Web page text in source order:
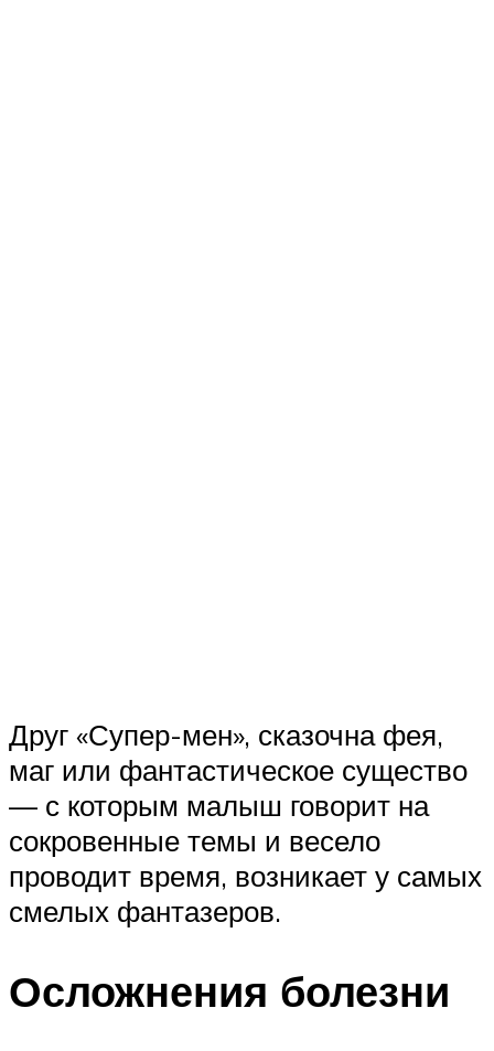
Друг «Супер-мен», сказочна фея,
маг или фантастическое существо
— с которым малыш говорит на
сокровенные темы и весело
проводит время, возникает у самых
смелых фантазеров.
Осложнения болезни